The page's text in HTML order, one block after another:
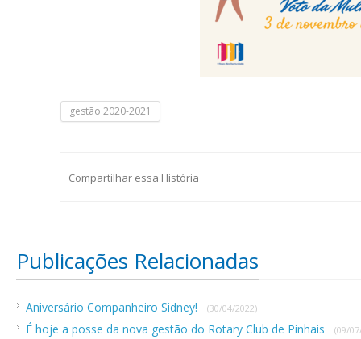
gestão 2020-2021
Compartilhar essa História
Publicações Relacionadas
Aniversário Companheiro Sidney! (30/04/2022)
É hoje a posse da nova gestão do Rotary Club de Pinhais (09/